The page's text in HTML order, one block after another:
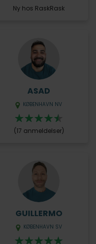
Ny hos RaskRask
ASAD
KØBENHAVN NV
(17 anmeldelser)
GUILLERMO
KØBENHAVN SV